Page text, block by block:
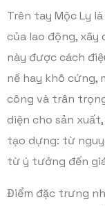
Trên tay Mộc Ly là
của lao động,
này được cách
nề hay khô cứng,
công và trân
diện cho sản
tạo dựng: từ
từ ý tưởng đến
Điểm đặc trưng